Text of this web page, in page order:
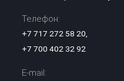
Телефон:
+7 717 272 58 20,
+7 700 402 32 92
E-mail: